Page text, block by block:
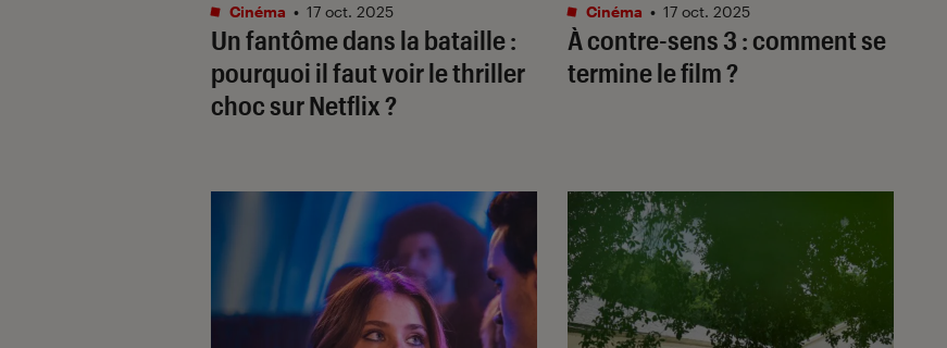
Un fantôme dans la bataille:
pourquoi il faut voir le thriller
choc sur Netflix ?
Cinéma • 17 oct. 2025
À contre-sens 3 : comment se
termine le film ?
Cinéma • 17 oct. 2025